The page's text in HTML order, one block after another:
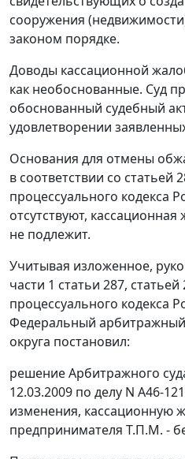
сооружения
законом порядке.
Доводы кассационной
как необоснованные. Суд
обоснованный судебный
удовлетворении
Основания для отмены
в соответствии со статьей
процессуального кодекса
отсутствуют,
не подлежит.
Учитывая изложенное,
части 1 статьи 287, статьей
процессуального кодекса
Федеральный арбитражный
округа постановил:
решение Арбитражного
12.03.2009 по делу N А46-
изменения, кассационную
предпринимателя Т.П.М. -